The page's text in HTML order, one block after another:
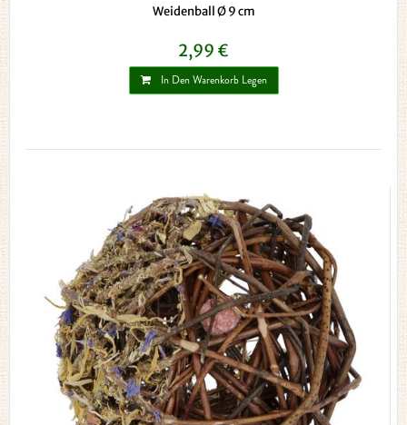
Weidenball Ø 9 cm
2,99 €
In Den Warenkorb Legen